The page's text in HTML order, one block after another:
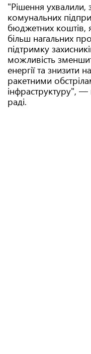
"Рішення
комунальних
бюджетних коштів,
більш нагальних
підтримку
можливість
енергії та
ракетними
інфраструктуру", —
раді.